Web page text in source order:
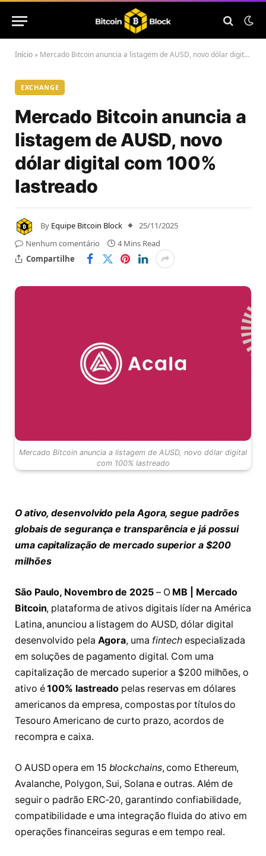
Início » Mercado Bitcoin anuncia a listagem de AUSD, novo dólar digital com 100% lastreado
EXCHANGE
Mercado Bitcoin anuncia a
listagem de AUSD, novo
dólar digital com 100%
lastreado
By Equipe Bitcoin Block
25/11/2025
Nenhum comentário
4 Mins Read
Compartilhe
Mercado Bitcoin anuncia a listagem de AUSD, novo dólar digital
com 100% lastreado
O ativo, desenvolvido pela Agora, segue padrões
globais de segurança e transparência e já possui
uma capitalização de mercado superior a $200
milhões
São Paulo, Novembro de 2025– O MB | Mercado
Bitcoin, plataforma de ativos digitais líder na América
Latina, anunciou a listagem do AUSD, dólar digital
desenvolvido pela Agora, uma fintech especializada
em soluções de pagamento digital. Com uma
capitalização de mercado superior a $200 milhões, o
ativo é100% lastreado pelas reservas em dólares
americanos da empresa, compostas por títulos do
Tesouro Americano de curto prazo, acordos de
recompra e caixa.
O AUSD opera em 15 blockchains, como Ethereum,
Avalanche, Polygon, Sui, Solana e outras. Além de
seguir o padrão ERC-20, garantindo confiabilidade,
compatibilidade e uma integração fluida do ativo em
operações financeiras seguras e em tempo real.